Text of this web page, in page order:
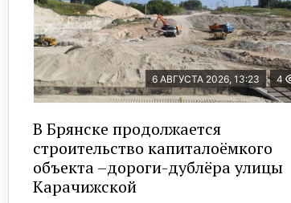
6 АВГУСТА 2026, 13:23 4
В Брянске продолжается
строительство капиталоёмкого
объекта –дороги-дублёра улицы
Карачижской